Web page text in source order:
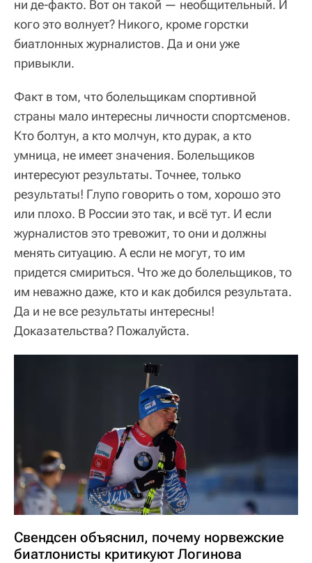
ни де-факто. Вот он такой — необщительный. И
кого это волнует? Никого, кроме горстки
биатлонных журналистов. Да и они уже
привыкли.
Факт в том, что болельщикам спортивной
страны мало интересны личности спортсменов.
Кто болтун, а кто молчун, кто дурак, а кто
умница, не имеет значения. Болельщиков
интересуют результаты. Точнее, только
результаты! Глупо говорить о том, хорошо это
или плохо. В России это так, и всё тут. И если
журналистов это тревожит, то они и должны
менять ситуацию. А если не могут, то им
придется смириться. Что же до болельщиков, то
им неважно даже, кто и как добился результата.
Да и не все результаты интересны!
Доказательства? Пожалуйста.
Свендсен объяснил, почему норвежские
биатлонисты критикуют Логинова